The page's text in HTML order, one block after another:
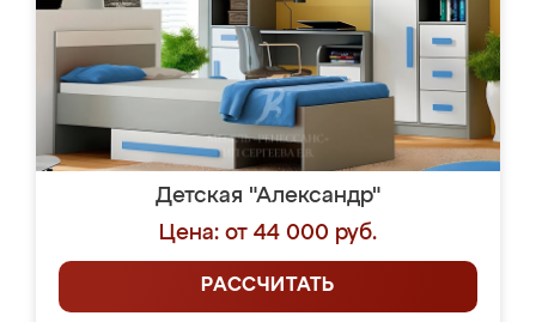
Детская "Александр"
Цена: от 44 000 руб.
РАССЧИТАТЬ